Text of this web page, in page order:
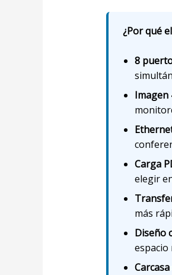
¿Por qué
8
Imagen
Carga
elegir
más
Diseño